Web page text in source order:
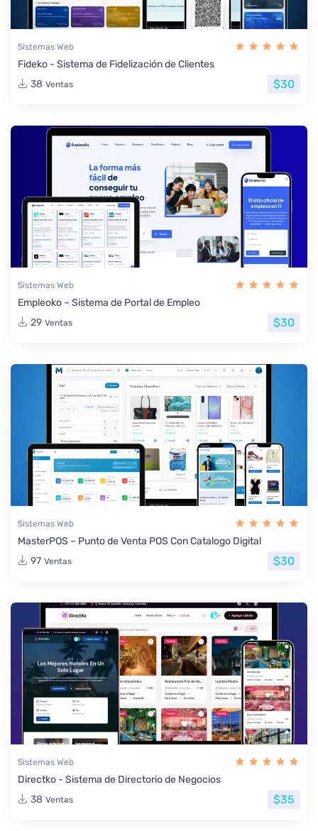
Sistemas Web
Fideko - Sistema de Fidelización de Clientes
38 Ventas $30
Sistemas Web
Empleoko – Sistema de Portal de Empleo
29 Ventas $30
Sistemas Web
MasterPOS – Punto de Venta POS Con Catalogo Digital
97 Ventas $30
Sistemas Web
Directko - Sistema de Directorio de Negocios
38 Ventas $35